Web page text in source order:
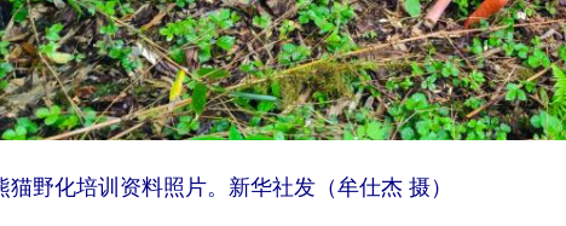
化培训资料照片。新华社发（牟仕杰 摄）